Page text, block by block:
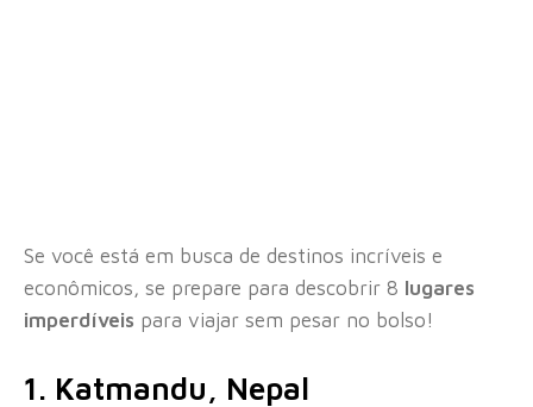
Se você está em busca de destinos incríveis e
econômicos, se prepare para descobrir 8 lugares
imperdíveis para viajar sem pesar no bolso!
1. Katmandu, Nepal